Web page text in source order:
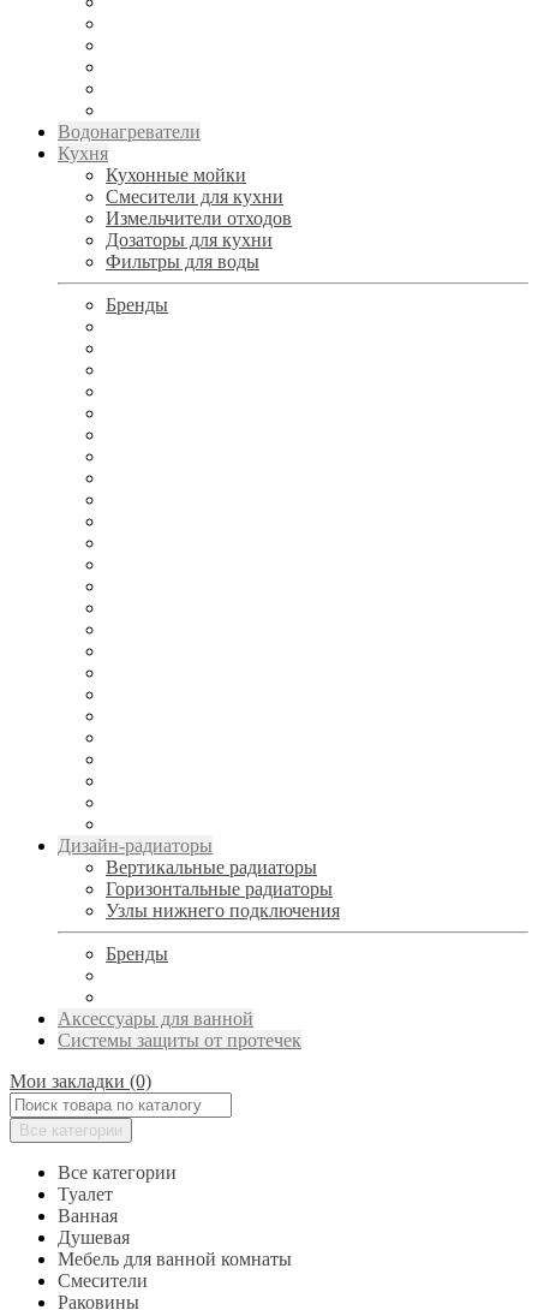
Водонагреватели
Кухня
Кухонные мойки
Смесители для кухни
Измельчители отходов
Дозаторы для кухни
Фильтры для воды
Бренды
Дизайн-радиаторы
Вертикальные радиаторы
Горизонтальные радиаторы
Узлы нижнего подключения
Бренды
Аксессуары для ванной
Системы защиты от протечек
Мои закладки (0)
Все категории
Все категории
Туалет
Ванная
Душевая
Мебель для ванной комнаты
Смесители
Раковины